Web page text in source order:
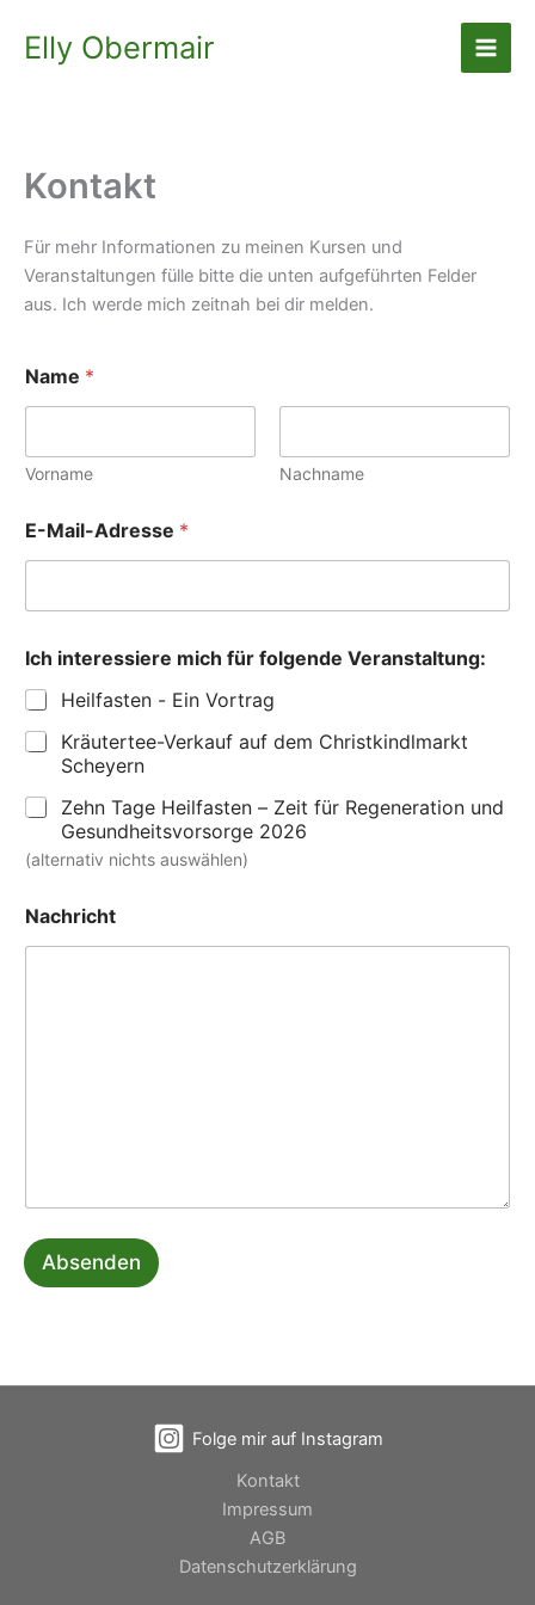
Inhalt
springen
Elly Obermair
Kontakt
Für mehr Informationen zu meinen Kursen und
Veranstaltungen fülle bitte die unten aufgeführten Felder
aus. Ich werde mich zeitnah bei dir melden.
c
h
o
l
e
n
d
f
r
Name *
Vorname Nachname
E-Mail-Adresse *
Ich interessiere mich für folgende Veranstaltung:
Heilfasten - Ein Vortrag
Kräutertee-Verkauf auf dem Christkindlmarkt
Scheyern
Zehn Tage Heilfasten – Zeit für Regeneration und
Gesundheitsvorsorge 2026
(alternativ nichts auswählen)
Nachricht
Absenden
Folge mir auf Instagram
Kontakt
Impressum
AGB
Datenschutzerklärung